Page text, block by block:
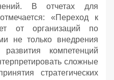
В отчетах для
«Переход к
от организаций по
не только внедрения
компетенций
сложные
стратегических